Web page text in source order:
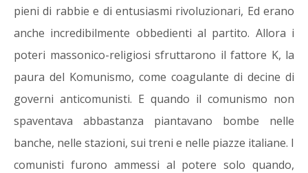
pieni di rabbie e di entusiasmi rivoluzionari, Ed erano
anche incredibilmente obbedienti al partito. Allora i
poteri massonico-religiosi sfruttarono il fattore K, la
paura del Komunismo, come coagulante di decine di
governi anticomunisti. E quando il comunismo non
spaventava abbastanza piantavano bombe nelle
banche, nelle stazioni, sui treni e nelle piazze italiane. I
comunisti furono ammessi al potere solo quando,